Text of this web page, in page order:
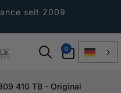
seit 2009
0
Artikel
410 TB - Original